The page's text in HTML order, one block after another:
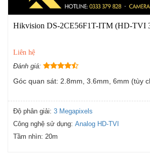
Hikvision DS-2CE56F1T-ITM (HD-TVI
Liên hệ
Đánh giá:
Góc quan sát: 2.8mm, 3.6mm, 6mm (tùy
Độ phân giải: 3 Megapixels
Công nghệ sử dụng: Analog HD-TVI
Tầm nhìn: 20m